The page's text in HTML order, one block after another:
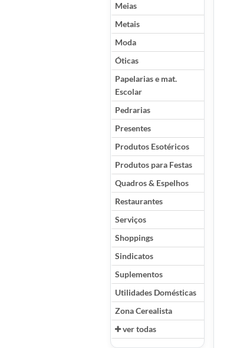
Meias
Metais
Moda
Óticas
Papelarias e mat.
Escolar
Pedrarias
Presentes
Produtos Esotéricos
Produtos para Festas
Quadros & Espelhos
Restaurantes
Serviços
Shoppings
Sindicatos
Suplementos
Utilidades Domésticas
Zona Cerealista
ver todas